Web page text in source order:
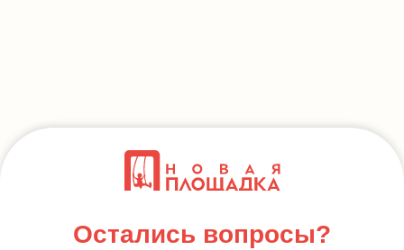
Остались вопросы?